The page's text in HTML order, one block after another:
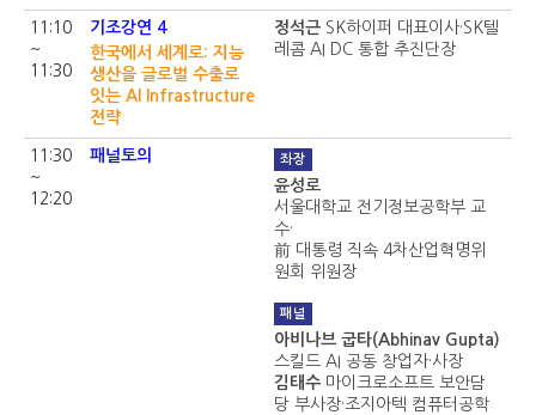
11:10
~
11:30
기조강연 4
한국에서 세계로: 지능
생산을 글로벌 수출로
잇는 AI Infrastructure
전략
정석근 SK하이퍼 대표이사·SK텔
레콤 AI DC 통합 추진단장
11:30
~
12:20
패널토의 좌장
윤성로
서울대학교 전기정보공학부 교
수·
前 대통령 직속 4차산업혁명위
원회 위원장
패널
아비나브 굽타(Abhinav Gupta)
스킬드 AI 공동 창업자·사장
김태수 마이크로소프트 보안담
당 부사장·조지아텍 컴퓨터공학